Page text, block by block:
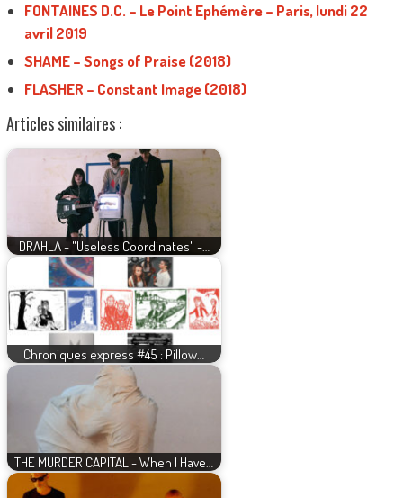
FONTAINES D.C. – Le Point Ephémère – Paris, lundi 22
avril 2019
SHAME – Songs of Praise (2018)
FLASHER – Constant Image (2018)
Articles similaires :
DRAHLA - "Useless Coordinates" -…
Chroniques express #45 : Pillow…
THE MURDER CAPITAL - When I Have…